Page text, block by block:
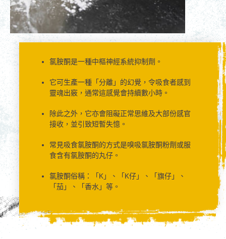
氯胺酮是一種中樞神經系統抑制劑。
它可生產一種「分離」的幻覺，令吸食者感到
靈魂出竅，通常這感覺會持續數小時。
除此之外，它亦會阻礙正常思維及大部份感官
接收，並引致短暫失憶。
常見吸食氯胺酮的方式是嗅吸氯胺酮粉劑或服
食含有氯胺酮的丸仔。
氯胺酮俗稱：「K」、「K仔」、「旗仔」、
「茄」、「香水」等。